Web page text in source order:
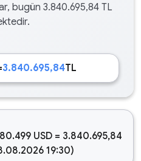
bugün 3.840.695,84 TL
3.840.695,84TL
USD = 3.840.695,84
19:30)